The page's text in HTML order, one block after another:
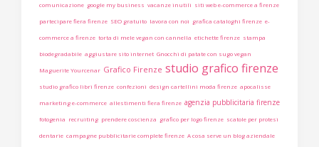
comunicazione google my business vacanze inutili siti web e-commerce a firenze
partecipare fiera firenze SEO gratuito lavora con noi grafica cataloghi firenze e-
commerce a firenze torta di mele vegan con cannella etichette firenze stampa
biodegradabile aggiustare sito internet Gnocchi di patate con sugo vegan
Maguerite Yourcenar Grafico Firenze studio grafico firenze
studio grafico libri firenze confezioni design cartellini moda firenze apocalisse
marketing e-commerce allestimenti fiera firenze agenzia pubblicitaria firenze
fotogenia recruiting prendere coscienza grafico per logo firenze scatole per protesi
dentarie campagne pubblicitarie complete firenze A cosa serve un blog aziendale